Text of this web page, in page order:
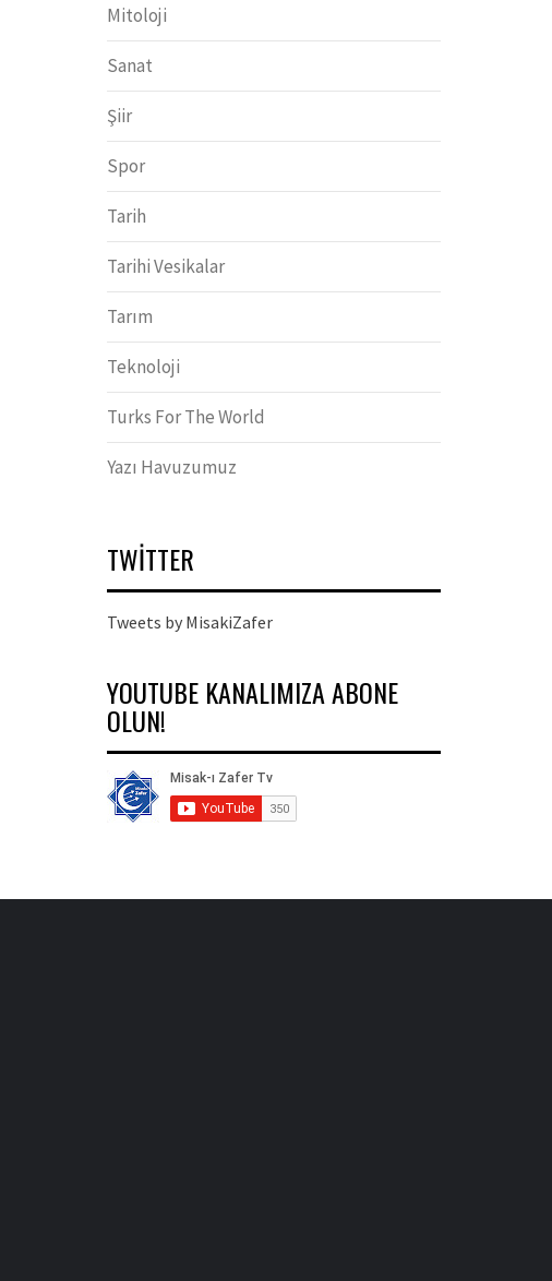
Mitoloji
Sanat
Şiir
Spor
Tarih
Tarihi Vesikalar
Tarım
Teknoloji
Turks For The World
Yazı Havuzumuz
TWITTER
Tweets by MisakiZafer
YOUTUBE KANALIMIZA ABONE
OLUN!